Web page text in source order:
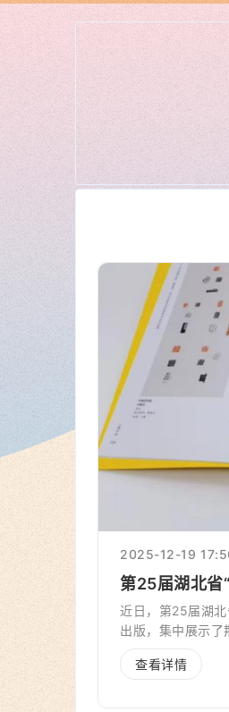
2025-12-19
第25届湖北省
近日，第25届湖
出版，集中展示了
查看详情